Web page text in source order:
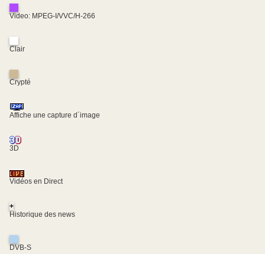
Video: MPEG-I/VVC/H-266
Clair
Crypté
Affiche une capture d´image
3D
Vidéos en Direct
+
Historique des news
DVB-S